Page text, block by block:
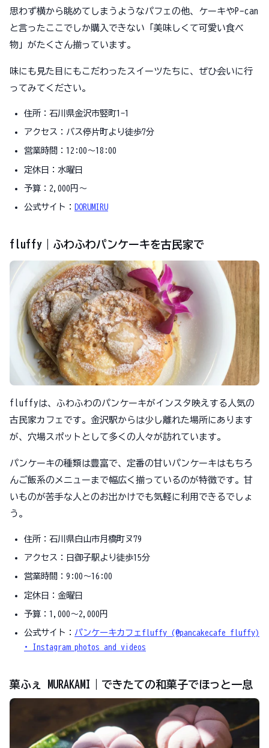
思わず横から眺めてしまうようなパフェの他、ケーキやP-can
と言ったここでしか購入できない「美味しくて可愛い食べ
物」がたくさん揃っています。
味にも見た目にもこだわったスイーツたちに、ぜひ会いに行
ってみてください。
住所：石川県金沢市竪町1-1
アクセス：バス停片町より徒歩7分
営業時間：12:00～18:00
定休日：水曜日
予算：2,000円～
公式サイト： DORUMIRU
fluffy｜ふわふわパンケーキを古民家で
fluffyは、ふわふわのパンケーキがインスタ映えする人気の
古民家カフェです。金沢駅からは少し離れた場所にあります
が、穴場スポットとして多くの人々が訪れています。
パンケーキの種類は豊富で、定番の甘いパンケーキはもちろ
んご飯系のメニューまで幅広く揃っているのが特徴です。甘
いものが苦手な人とのお出かけでも気軽に利用できるでしょ
う。
住所：石川県白山市月橋町ヌ79
アクセス：日御子駅より徒歩15分
営業時間：9:00〜16:00
定休日：金曜日
予算：1,000～2,000円
公式サイト： パンケーキカフェfluffy (@pancakecafe_fluffy)
• Instagram photos and videos
菓ふぇ MURAKAMI｜できたての和菓子でほっと一息